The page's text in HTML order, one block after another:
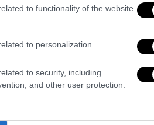
to functionality of the website
to personalization.
to security, including
and other user protection.